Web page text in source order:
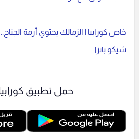
خاص كورابيا | الزمالك يحتوي أزمة الجناح..
شيكو بانزا
حمل تطبيق